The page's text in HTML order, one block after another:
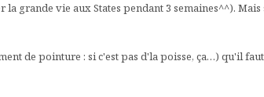
grande vie aux States pendant 3 semaines^^). Mais
de pointure : si c'est pas d'la poisse, ça…) qu'il